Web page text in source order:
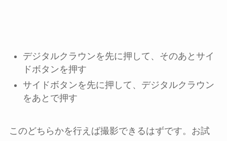
デジタルクラウンを先に押して、そのあとサイ
ドボタンを押す
サイドボタンを先に押して、デジタルクラウン
をあとで押す
このどちらかを行えば撮影できるはずです。お試